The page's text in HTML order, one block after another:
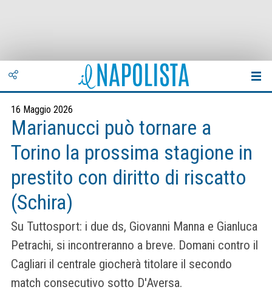
16 Maggio 2026
Marianucci può tornare a
Torino la prossima stagione in
prestito con diritto di riscatto
(Schira)
Su Tuttosport: i due ds, Giovanni Manna e Gianluca
Petrachi, si incontreranno a breve. Domani contro il
Cagliari il centrale giocherà titolare il secondo
match consecutivo sotto D'Aversa.